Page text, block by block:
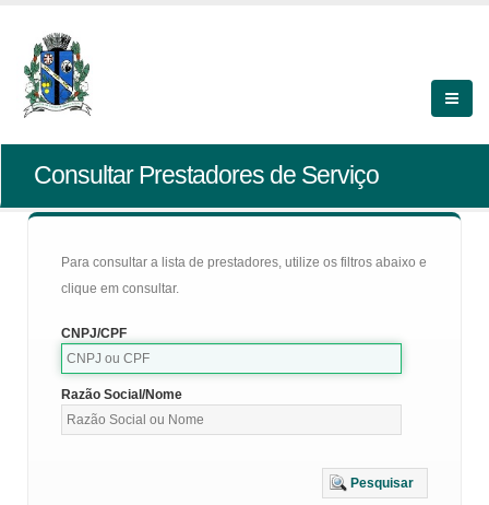
Consultar Prestadores de Serviço
Para consultar a lista de prestadores, utilize os filtros abaixo e
clique em consultar.
CNPJ/CPF
Razão Social/Nome
Pesquisar